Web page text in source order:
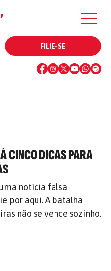
FILIE-SE
CINCO DICAS PARA
notícia falsa
por aqui. A batalha
não se vence sozinho.